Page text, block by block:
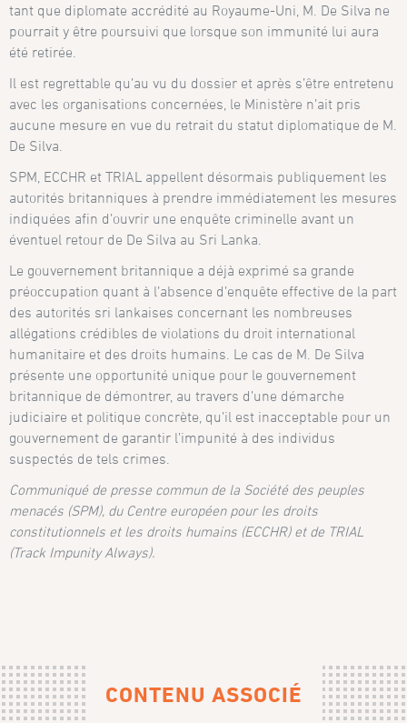
tant que diplomate accrédité au Royaume-Uni, M. De Silva ne
pourrait y être poursuivi que lorsque son immunité lui aura
été retirée.
Il est regrettable qu’au vu du dossier et après s’être entretenu
avec les organisations concernées, le Ministère n’ait pris
aucune mesure en vue du retrait du statut diplomatique de M.
De Silva.
SPM, ECCHR et TRIAL appellent désormais publiquement les
autorités britanniques à prendre immédiatement les mesures
indiquées afin d’ouvrir une enquête criminelle avant un
éventuel retour de De Silva au Sri Lanka.
Le gouvernement britannique a déjà exprimé sa grande
préoccupation quant à l’absence d’enquête effective de la part
des autorités sri lankaises concernant les nombreuses
allégations crédibles de violations du droit international
humanitaire et des droits humains. Le cas de M. De Silva
présente une opportunité unique pour le gouvernement
britannique de démontrer, au travers d’une démarche
judiciaire et politique concrète, qu’il est inacceptable pour un
gouvernement de garantir l’impunité à des individus
suspectés de tels crimes.
Communiqué de presse commun de la Société des peuples
menacés (SPM), du Centre européen pour les droits
constitutionnels et les droits humains (ECCHR) et de TRIAL
(Track Impunity Always).
CONTENU ASSOCIÉ